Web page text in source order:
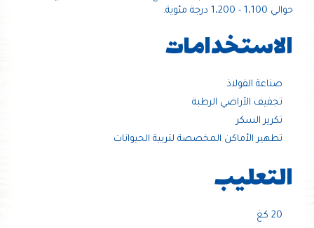
حوالي 1،100 - 1،200 درجة مئوية.
الاستخدامات
صناعة الفولاذ
تجفيف الأراضي الرطبة
تكرير السكر
تطهير الأماكن المخصصة لتربية الحيوانات
التعليب
20 كغ